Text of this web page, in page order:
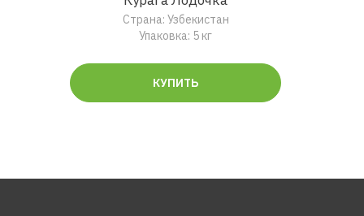
Страна: Узбекистан
Упаковка: 5 кг
КУПИТЬ